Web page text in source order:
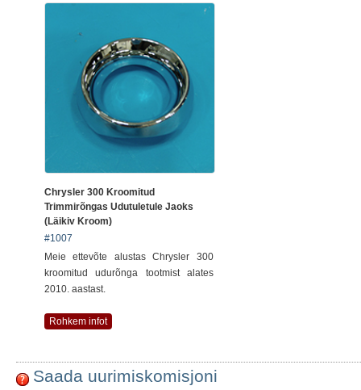
Chrysler 300 Kroomitud
Trimmirõngas Udutuletule Jaoks
(läikiv Kroom)
#1007
Meie ettevõte alustas Chrysler 300
kroomitud udurõnga tootmist alates
2010. aastast.
Rohkem infot
Saada uurimiskomisjoni